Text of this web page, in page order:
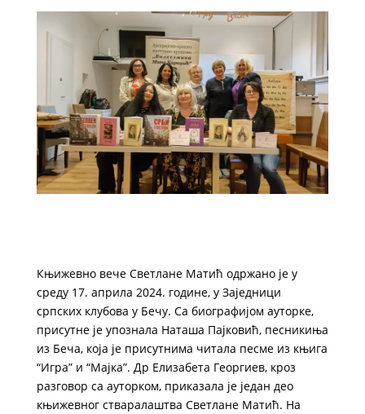
Књижевно вече Светлане Матић одржано је у
среду 17. априла 2024. године, у Заједници
српских клубова у Бечу. Са биографијом ауторке,
присутне је упознала Наташа Пајковић, песникиња
из Беча, која је присутнима читала песме из књига
“Игра” и “Мајка”. Др Елизабета Георгиев, кроз
разговор са ауторком, приказала је један део
књижевног стваралаштва Светлане Матић. На